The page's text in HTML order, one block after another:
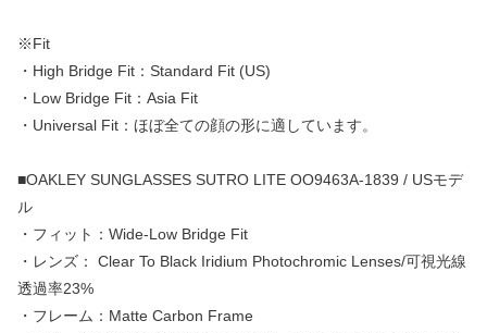
※Fit
・High Bridge Fit：Standard Fit (US)
・Low Bridge Fit：Asia Fit
・Universal Fit：ほぼ全ての顔の形に適しています。
■OAKLEY SUNGLASSES SUTRO LITE OO9463A-1839 / USモデ
ル
・フィット：Wide-Low Bridge Fit
・レンズ： Clear To Black Iridium Photochromic Lenses/可視光線
透過率23%
・フレーム：Matte Carbon Frame